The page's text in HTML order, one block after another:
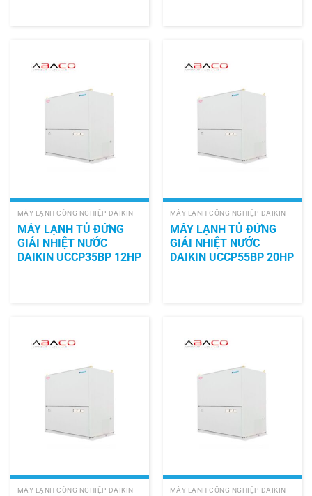
MÁY LẠNH CÔNG NGHIỆP DAIKIN
MÁY LẠNH TỦ ĐỨNG
GIẢI NHIỆT NƯỚC
DAIKIN UCCP35BP 12HP
MÁY LẠNH CÔNG NGHIỆP DAIKIN
MÁY LẠNH TỦ ĐỨNG
GIẢI NHIỆT NƯỚC
DAIKIN UCCP55BP 20HP
MÁY LẠNH CÔNG NGHIỆP DAIKIN MÁY LẠNH CÔNG NGHIỆP DAIKIN